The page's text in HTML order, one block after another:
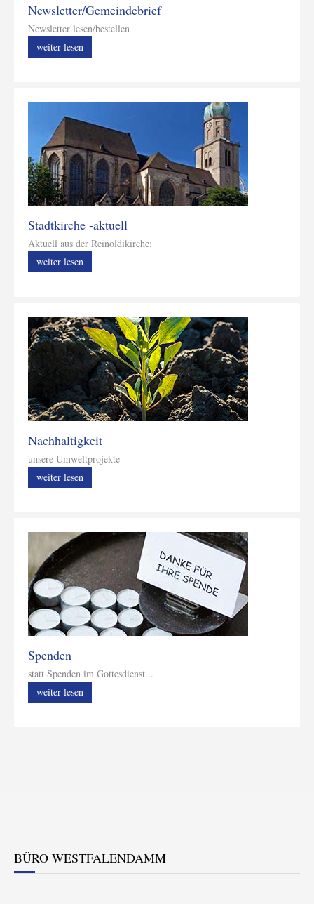
Newsletter/Gemeindebrief
Newsletter lesen/bestellen
weiter lesen
Stadtkirche -aktuell
Aktuell aus der Reinoldikirche:
weiter lesen
Nachhaltigkeit
unsere Umweltprojekte
weiter lesen
Spenden
statt Spenden im Gottesdienst...
weiter lesen
BÜRO WESTFALENDAMM